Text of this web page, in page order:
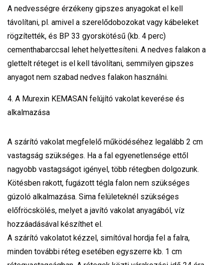
A nedvességre érzékeny gipszes anyagokat el kell
távolítani, pl. amivel a szerelődobozokat vagy kábeleket
rögzítették, és BP 33 gyorskötésű (kb. 4 perc)
cementhabarccsal lehet helyettesíteni. A nedves falakon a
glettelt réteget is el kell távolítani, semmilyen gipszes
anyagot nem szabad nedves falakon használni.
4. A Murexin KEMASAN felújító vakolat keverése és
alkalmazása
A szárító vakolat megfelelő működéséhez legalább 2 cm
vastagság szükséges. Ha a fal egyenetlensége ettől
nagyobb vastagságot igényel, több rétegben dolgozunk.
Kötésben rakott, fugázott tégla falon nem szükséges
gúzoló alkalmazása. Sima felületeknél szükséges
előfröcskölés, melyet a javító vakolat anyagából, víz
hozzáadásával készíthet el.
A szárító vakolatot kézzel, simítóval hordja fel a falra,
minden további réteg esetében egyszerre kb. 1 cm